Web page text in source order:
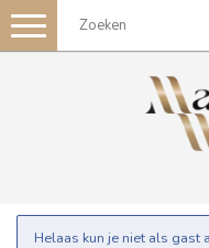
Toggle
navigation
Helaas kun je niet als gast